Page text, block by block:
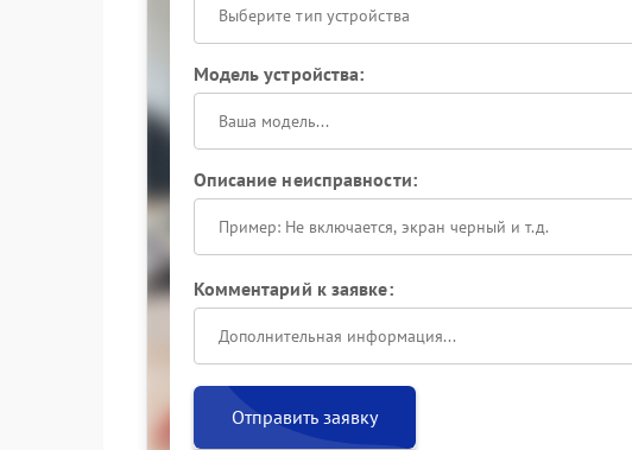
Выберите тип устройства
Модель устройства:
Описание неисправности:
Комментарий к заявке:
Отправить заявку